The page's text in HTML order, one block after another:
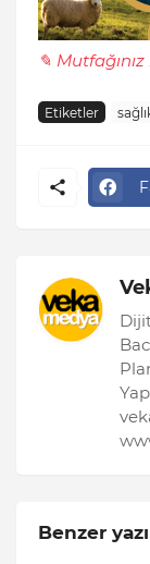
✎
Etiketler
Benzer